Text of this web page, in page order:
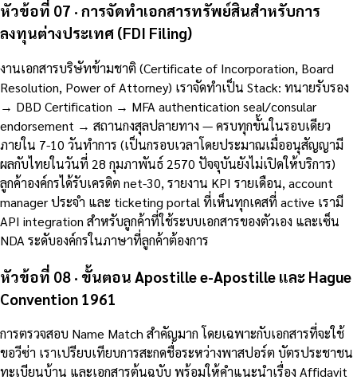
หัวข้อที่ 07 · การจัดทำเอกสารทรัพย์สินสำหรับการ
ลงทุนต่างประเทศ (FDI Filing)
งานเอกสารบริษัทข้ามชาติ (Certificate of Incorporation, Board
Resolution, Power of Attorney) เราจัดทำเป็น Stack: ทนายรับรอง
→ DBD Certification → MFA authentication seal/consular
endorsement → สถานกงสุลปลายทาง — ครบทุกขั้นในรอบเดียว
ภายใน 7-10 วันทำการ (เป็นกรอบเวลาโดยประมาณเมื่ออนุสัญญามี
ผลกับไทยในวันที่ 28 กุมภาพันธ์ 2570 ปัจจุบันยังไม่เปิดให้บริการ)
ลูกค้าองค์กรได้รับเครดิต net-30, รายงาน KPI รายเดือน, account
manager ประจำ และ ticketing portal ที่เห็นทุกเคสที่ active เรามี
API integration สำหรับลูกค้าที่ใช้ระบบเอกสารของตัวเอง และเซ็น
NDA ระดับองค์กรในภาษาที่ลูกค้าต้องการ
หัวข้อที่ 08 · ขั้นตอน Apostille e-Apostille และ Hague
Convention 1961
การตรวจสอบ Name Match สำคัญมาก โดยเฉพาะกับเอกสารที่จะใช้
ขอวีซ่า เราเปรียบเทียบการสะกดชื่อระหว่างพาสปอร์ต บัตรประชาชน
ทะเบียนบ้าน และเอกสารต้นฉบับ พร้อมให้คำแนะนำเรื่อง Affidavit